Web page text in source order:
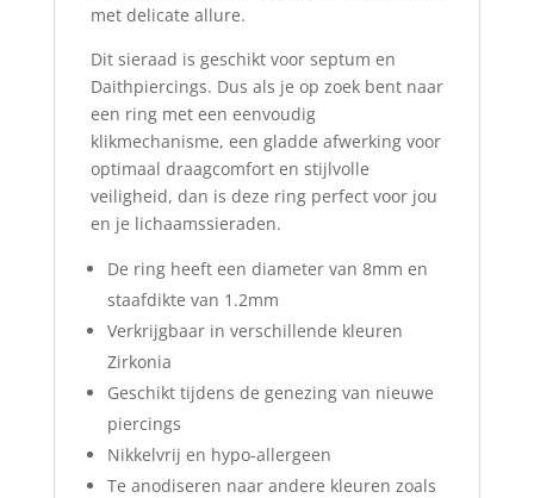
met delicate allure.
Dit sieraad is geschikt voor septum en
Daithpiercings. Dus als je op zoek bent naar
een ring met een eenvoudig
klikmechanisme, een gladde afwerking voor
optimaal draagcomfort en stijlvolle
veiligheid, dan is deze ring perfect voor jou
en je lichaamssieraden.
De ring heeft een diameter van 8mm en
staafdikte van 1.2mm
Verkrijgbaar in verschillende kleuren
Zirkonia
Geschikt tijdens de genezing van nieuwe
piercings
Nikkelvrij en hypo-allergeen
Te anodiseren naar andere kleuren zoals